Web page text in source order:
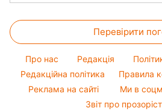
Алла Пугачова
Максим Галкін
Настя Каменських
Курс валют
Салати
Легкі десерти
Напої
Святкове меню
Погода на сьогодні
Погода на завтра
Пилова буря
Перевірити
Про нас Редакція
Редакційна політика
Правила
Реклама на сайті
Ми в
Звіт про